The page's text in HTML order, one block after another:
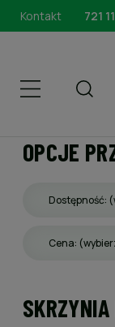
Kontakt 721
OPCJE
Dostępność:
Cena: